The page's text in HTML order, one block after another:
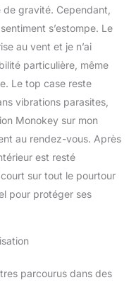
gravité. Cependant,
s’estompe. Le
au vent et je n’ai
particulière, même
Le top case reste
vibrations parasites,
Monokey sur mon
au rendez-vous. Après
est resté
sur tout le pourtour
pour protéger ses
parcourus dans des